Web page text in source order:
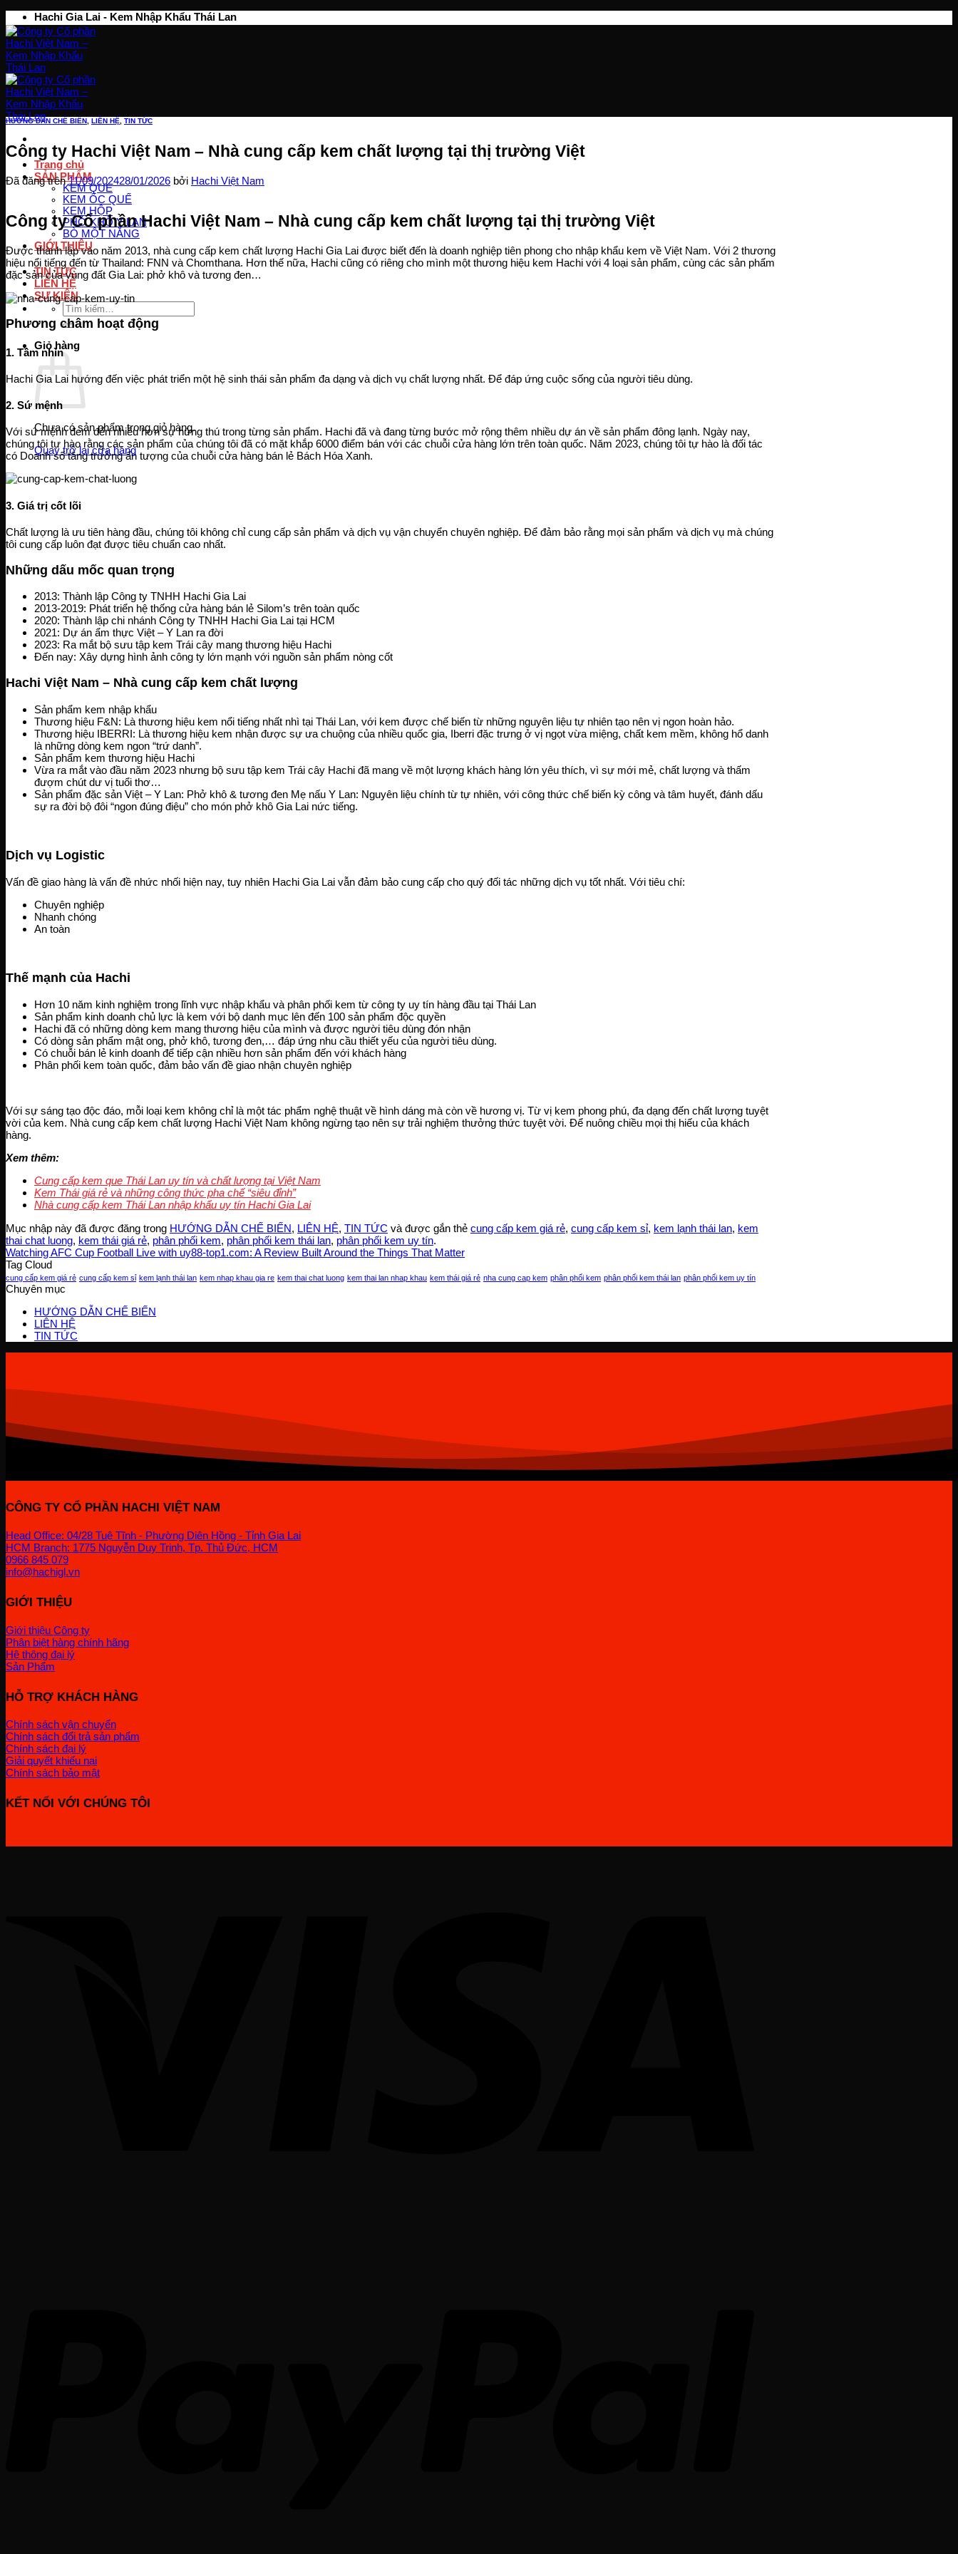
Chuyển
đến
nội
dung
Hachi Gia Lai - Kem Nhập Khẩu Thái Lan
Trang chủ
SẢN PHẨM
KEM QUE
KEM ỐC QUẾ
KEM HỘP
PHỞ KHÔ Y LAN
BÒ MỘT NẮNG
GIỚI THIỆU
TIN TỨC
LIÊN HỆ
SỰ KIỆN
Tìm
kiếm:
Giỏ hàng
Chưa có sản phẩm trong giỏ hàng.
Quay trở lại cửa hàng
HƯỚNG DẪN CHẾ BIẾN LIÊN HỆ TIN TỨC
Công ty Hachi Việt Nam – Nhà cung cấp kem chất lượng tại thị trường Việt
Đã đăng trên11/09/202428/01/2026 bởi Hachi Việt Nam
Công ty Cổ phần Hachi Việt Nam – Nhà cung cấp kem chất lượng tại thị trường Việt
Được thành lập vào năm 2013, nhà cung cấp kem chất lượng Hachi Gia Lai được biết đến là doanh nghiệp tiên phong cho nhập khẩu kem về Việt Nam. Với 2 thương
hiệu nổi tiếng đến từ Thailand: FNN và Chomthana. Hơn thế nữa, Hachi cũng có riêng cho mình một thương hiệu kem Hachi với 4 loại sản phẩm, cùng các sản phẩm
đặc sản của vùng đất Gia Lai: phở khô và tương đen…
Phương châm hoạt động
1. Tầm nhìn
Hachi Gia Lai hướng đến việc phát triển một hệ sinh thái sản phẩm đa dạng và dịch vụ chất lượng nhất. Để đáp ứng cuộc sống của người tiêu dùng.
2. Sứ mệnh
Với sứ mệnh đem đến nhiều hơn sự hứng thú trong từng sản phẩm. Hachi đã và đang từng bước mở rộng thêm nhiều dự án về sản phẩm đông lạnh. Ngày nay,
chúng tôi tự hào rằng các sản phẩm của chúng tôi đã có mặt khắp 6000 điểm bán với các chuỗi cửa hàng lớn trên toàn quốc. Năm 2023, chúng tôi tự hào là đối tác
có Doanh số tăng trưởng ấn tượng của chuỗi cửa hàng bán lẻ Bách Hóa Xanh.
3. Giá trị cốt lõi
Chất lượng là ưu tiên hàng đầu, chúng tôi không chỉ cung cấp sản phẩm và dịch vụ vận chuyển chuyên nghiệp. Để đảm bảo rằng mọi sản phẩm và dịch vụ mà chúng
tôi cung cấp luôn đạt được tiêu chuẩn cao nhất.
Những dấu mốc quan trọng
2013: Thành lập Công ty TNHH Hachi Gia Lai
2013-2019: Phát triển hệ thống cửa hàng bán lẻ Silom’s trên toàn quốc
2020: Thành lập chi nhánh Công ty TNHH Hachi Gia Lai tại HCM
2021: Dự án ẩm thực Việt – Y Lan ra đời
2023: Ra mắt bộ sưu tập kem Trái cây mang thương hiệu Hachi
Đến nay: Xây dựng hình ảnh công ty lớn mạnh với nguồn sản phẩm nòng cốt
Hachi Việt Nam – Nhà cung cấp kem chất lượng
Sản phẩm kem nhập khẩu
Thương hiệu F&N: Là thương hiệu kem nổi tiếng nhất nhì tại Thái Lan, với kem được chế biến từ những nguyên liệu tự nhiên tạo nên vị ngon hoàn hảo.
Thương hiệu IBERRI: Là thương hiệu kem nhận được sự ưa chuộng của nhiều quốc gia, Iberri đặc trưng ở vị ngọt vừa miệng, chất kem mềm, không hổ danh
là những dòng kem ngon “trứ danh”.
Sản phẩm kem thương hiệu Hachi
Vừa ra mắt vào đầu năm 2023 nhưng bộ sưu tập kem Trái cây Hachi đã mang về một lượng khách hàng lớn yêu thích, vì sự mới mẻ, chất lượng và thấm
đượm chút dư vị tuổi thơ…
Sản phẩm đặc sản Việt – Y Lan: Phở khô & tương đen Mẹ nấu Y Lan: Nguyên liệu chính từ tự nhiên, với công thức chế biến kỳ công và tâm huyết, đánh dấu
sự ra đời bộ đôi “ngon đúng điệu” cho món phở khô Gia Lai nức tiếng.
Dịch vụ Logistic
Vấn đề giao hàng là vấn đề nhức nhối hiện nay, tuy nhiên Hachi Gia Lai vẫn đảm bảo cung cấp cho quý đối tác những dịch vụ tốt nhất. Với tiêu chí:
Chuyên nghiệp
Nhanh chóng
An toàn
Thế mạnh của Hachi
Hơn 10 năm kinh nghiệm trong lĩnh vực nhập khẩu và phân phối kem từ công ty uy tín hàng đầu tại Thái Lan
Sản phẩm kinh doanh chủ lực là kem với bộ danh mục lên đến 100 sản phẩm độc quyền
Hachi đã có những dòng kem mang thương hiệu của mình và được người tiêu dùng đón nhận
Có dòng sản phẩm mật ong, phở khô, tương đen,… đáp ứng nhu cầu thiết yếu của người tiêu dùng.
Có chuỗi bán lẻ kinh doanh để tiếp cận nhiều hơn sản phẩm đến với khách hàng
Phân phối kem toàn quốc, đảm bảo vấn đề giao nhận chuyên nghiệp
Với sự sáng tạo độc đáo, mỗi loại kem không chỉ là một tác phẩm nghệ thuật về hình dáng mà còn về hương vị. Từ vị kem phong phú, đa dạng đến chất lượng tuyệt
vời của kem. Nhà cung cấp kem chất lượng Hachi Việt Nam không ngừng tạo nên sự trải nghiệm thưởng thức tuyệt vời. Để nuông chiều mọi thị hiếu của khách
hàng.
Xem thêm:
Cung cấp kem que Thái Lan uy tín và chất lượng tại Việt Nam
Kem Thái giá rẻ và những công thức pha chế “siêu đỉnh”
Nhà cung cấp kem Thái Lan nhập khẩu uy tín Hachi Gia Lai
Mục nhập này đã được đăng trong HƯỚNG DẪN CHẾ BIẾN, LIÊN HỆ, TIN TỨC và được gắn thẻ cung cấp kem giá rẻ, cung cấp kem sỉ, kem lạnh thái lan, kem
thai chat luong, kem thái giá rẻ, phân phối kem, phân phối kem thái lan, phân phối kem uy tín.
Watching AFC Cup Football Live with uy88-top1.com: A Review Built Around the Things That Matter
Tag Cloud
cung cấp kem giá rẻ cung cấp kem sỉ kem lạnh thái lan kem nhap khau gia re kem thai chat luong kem thai lan nhap khau kem thái giá rẻ nha cung cap kem phân phối kem phân phối kem thái lan phân phối kem uy tín
Chuyên mục
HƯỚNG DẪN CHẾ BIẾN
LIÊN HỆ
TIN TỨC
CÔNG TY CỔ PHẦN HACHI VIỆT NAM
Head Office: 04/28 Tuệ Tĩnh - Phường Diên Hồng - Tỉnh Gia Lai
HCM Branch: 1775 Nguyễn Duy Trinh, Tp. Thủ Đức, HCM
0966 845 079
info@hachigl.vn
GIỚI THIỆU
Giới thiệu Công ty
Phân biệt hàng chính hãng
Hệ thông đại lý
Sản Phẩm
HỖ TRỢ KHÁCH HÀNG
Chính sách vận chuyển
Chính sách đổi trả sản phẩm
Chính sách đại lý
Giải quyết khiếu nại
Chính sách bảo mật
KẾT NỐI VỚI CHÚNG TÔI